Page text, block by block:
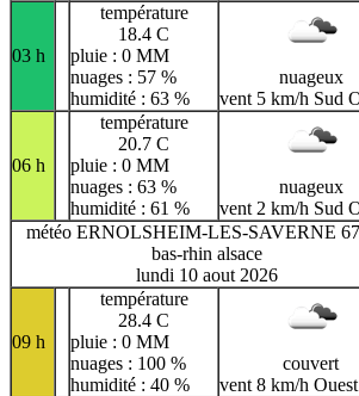
03 h
température
18.4 C
pluie : 0 MM
nuages : 57 %
humidité : 63 %
nuageux
vent 5 km/h Sud
06 h
température
20.7 C
pluie : 0 MM
nuages : 63 %
humidité : 61 %
nuageux
vent 2 km/h Sud
météo ERNOLSHEIM-LES-SAVERNE
bas-rhin alsace
lundi 10 aout 2026
09 h
température
28.4 C
pluie : 0 MM
nuages : 100 %
humidité : 40 %
couvert
vent 8 km/h Ouest